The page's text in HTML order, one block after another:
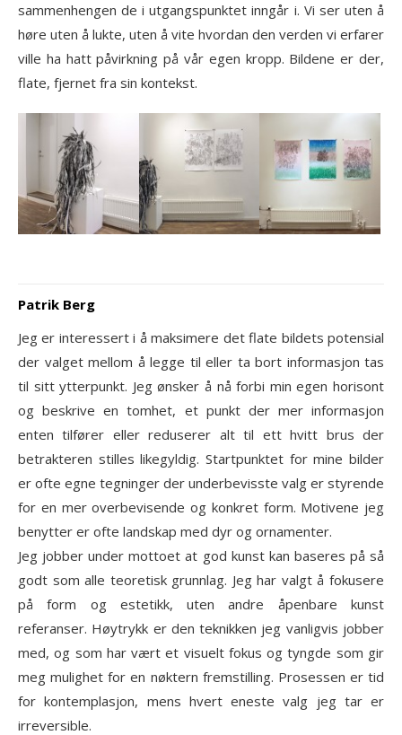
sammenhengen de i utgangspunktet inngår i. Vi ser uten å
høre uten å lukte, uten å vite hvordan den verden vi erfarer
ville ha hatt påvirkning på vår egen kropp. Bildene er der,
flate, fjernet fra sin kontekst.
Patrik Berg
Jeg er interessert i å maksimere det flate bildets potensial
der valget mellom å legge til eller ta bort informasjon tas
til sitt ytterpunkt. Jeg ønsker å nå forbi min egen horisont
og beskrive en tomhet, et punkt der mer informasjon
enten tilfører eller reduserer alt til ett hvitt brus der
betrakteren stilles likegyldig. Startpunktet for mine bilder
er ofte egne tegninger der underbevisste valg er styrende
for en mer overbevisende og konkret form. Motivene jeg
benytter er ofte landskap med dyr og ornamenter.
Jeg jobber under mottoet at god kunst kan baseres på så
godt som alle teoretisk grunnlag. Jeg har valgt å fokusere
på form og estetikk, uten andre åpenbare kunst
referanser. Høytrykk er den teknikken jeg vanligvis jobber
med, og som har vært et visuelt fokus og tyngde som gir
meg mulighet for en nøktern fremstilling. Prosessen er tid
for kontemplasjon, mens hvert eneste valg jeg tar er
irreversible.